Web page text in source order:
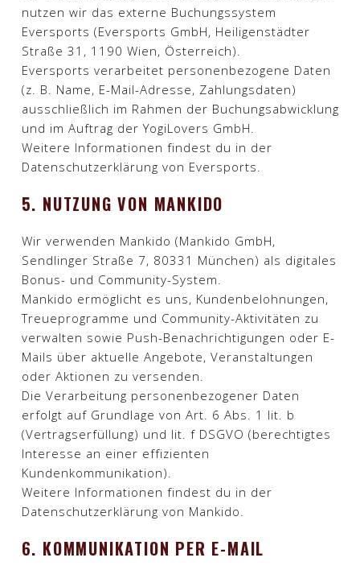
nutzen wir das externe Buchungssystem
Eversports (Eversports GmbH, Heiligenstädter
Straße 31, 1190 Wien, Österreich).
Eversports verarbeitet personenbezogene Daten
(z. B. Name, E-Mail-Adresse, Zahlungsdaten)
ausschließlich im Rahmen der Buchungsabwicklung
und im Auftrag der YogiLovers GmbH.
Weitere Informationen findest du in der
Datenschutzerklärung von Eversports.​
5. NUTZUNG VON MANKIDO
Wir verwenden Mankido (Mankido GmbH,
Sendlinger Straße 7, 80331 München) als digitales
Bonus- und Community-System.
Mankido ermöglicht es uns, Kundenbelohnungen,
Treueprogramme und Community-Aktivitäten zu
verwalten sowie Push-Benachrichtigungen oder E-
Mails über aktuelle Angebote, Veranstaltungen
oder Aktionen zu versenden.
Die Verarbeitung personenbezogener Daten
erfolgt auf Grundlage von Art. 6 Abs. 1 lit. b
(Vertragserfüllung) und lit. f DSGVO (berechtigtes
Interesse an einer effizienten
Kundenkommunikation).
Weitere Informationen findest du in der
Datenschutzerklärung von Mankido.​
6. KOMMUNIKATION PER E-MAIL